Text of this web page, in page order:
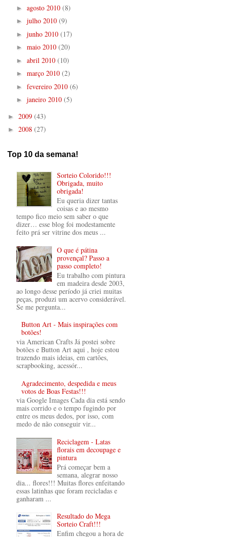
► agosto 2010 (8)
► julho 2010 (9)
► junho 2010 (17)
► maio 2010 (20)
► abril 2010 (10)
► março 2010 (2)
► fevereiro 2010 (6)
► janeiro 2010 (5)
► 2009 (43)
► 2008 (27)
Top 10 da semana!
Sorteio Colorido!!!
Obrigada, muito
obrigada!
Eu queria dizer tantas
coisas e ao mesmo
tempo fico meio sem saber o que
dizer… esse blog foi modestamente
feito prá ser vitrine dos meus ...
O que é pátina
provençal? Passo a
passo completo!
Eu trabalho com pintura
em madeira desde 2003,
ao longo desse período já criei muitas
peças, produzi um acervo considerável.
Se me pergunta...
Button Art - Mais inspirações com
botões!
via American Crafts Já postei sobre
botões e Button Art aqui , hoje estou
trazendo mais ideias, em cartões,
scrapbooking, acessór...
Agradecimento, despedida e meus
votos de Boas Festas!!!
via Google Images Cada dia está sendo
mais corrido e o tempo fugindo por
entre os meus dedos, por isso, com
medo de não conseguir vir...
Reciclagem - Latas
florais em decoupage e
pintura
Prá começar bem a
semana, alegrar nosso
dia... flores!!! Muitas flores enfeitando
essas latinhas que foram recicladas e
ganharam ...
Resultado do Mega
Sorteio Craft!!!
Enfim chegou a hora de